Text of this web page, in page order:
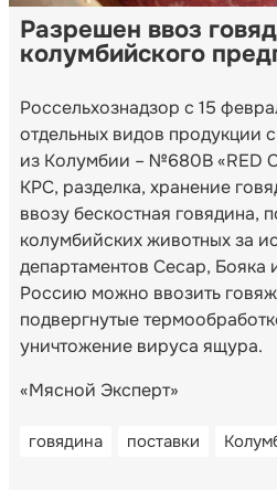
Разрешен ввоз
колумбийского
Россельхознадзор с 15
отдельных видов продукции
из Колумбии – №680B «RED
КРС, разделка, хранение
ввозу бескостная говядина,
колумбийских животных за
департаментов Сесар, Бояка
Россию можно ввозить
подвергнутые
уничтожение вируса ящура.
«Мясной Эксперт»
говядина поставки